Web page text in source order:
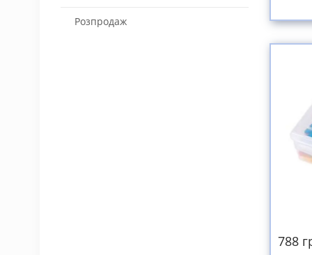
Баскетбол (корзина сітка щит
Розпродаж
788